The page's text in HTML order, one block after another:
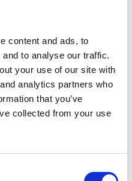
content and ads, to
to analyse our traffic.
your use of our site with
analytics partners who
that you’ve
collected from your use
Liitämme
tiliisi.